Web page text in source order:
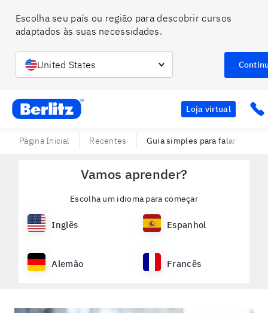
Escolha seu país ou região para descobrir cursos
adaptados às suas necessidades.
United States
Berlitz BR Loja virtual
Página Inicial Recentes Guia simples para falar sobre
Vamos aprender?
Escolha um idioma para começar
Inglês Espanhol
Alemão Francês